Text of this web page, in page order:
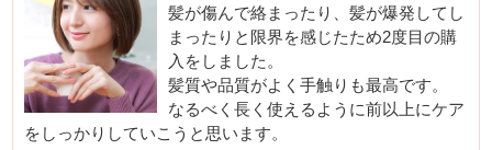
髪が傷んで絡まったり、髪が爆発してし
まったりと限界を感じたため2度目の購
入をしました。
髪質や品質がよく手触りも最高です。
なるべく長く使えるように前以上にケア
をしっかりしていこうと思います。